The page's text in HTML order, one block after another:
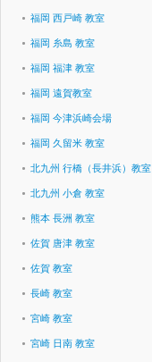
福岡 西戸崎 教室
福岡 糸島 教室
福岡 福津 教室
福岡 遠賀教室
福岡 今津浜崎会場
福岡 久留米 教室
北九州 行橋（長井浜）教室
北九州 小倉 教室
熊本 長洲 教室
佐賀 唐津 教室
佐賀 教室
長崎 教室
宮崎 教室
宮崎 日南 教室